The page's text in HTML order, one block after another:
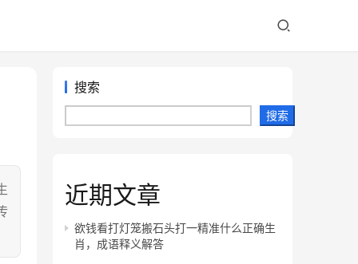
搜索
搜索
近期文章
欲钱看打灯笼搬石头打一精准什么正确生
肖，成语释义解答